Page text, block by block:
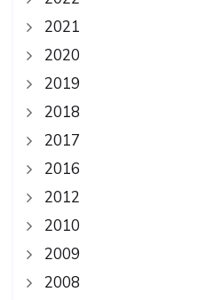
2021
2020
2019
2018
2017
2016
2012
2010
2009
2008